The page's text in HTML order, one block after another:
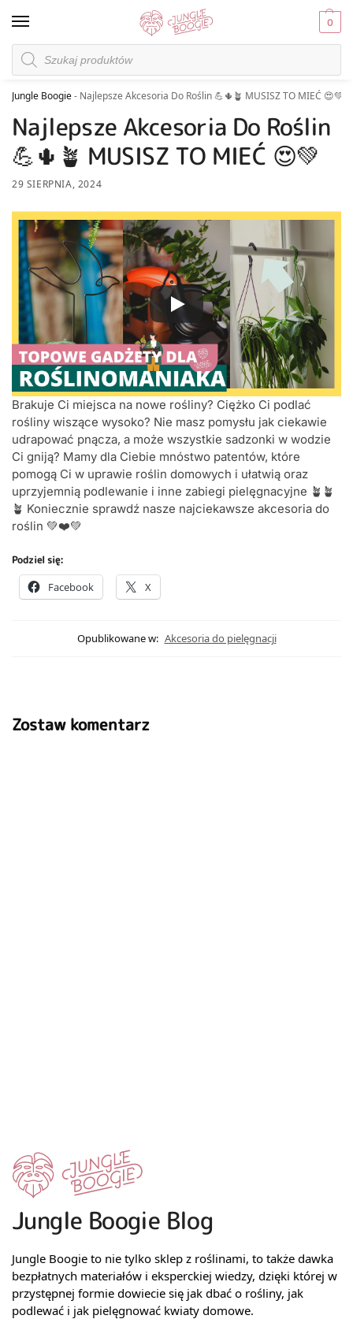
0
Jungle Boogie- Najlepsze Akcesoria Do Roślin 💪🌵🪴 MUSISZ TO MIEĆ 😍💚
Najlepsze Akcesoria Do Roślin
💪🌵🪴 MUSISZ TO MIEĆ 😍💚
29 SIERPNIA, 2024
Brakuje Ci miejsca na nowe rośliny? Ciężko Ci podlać
rośliny wiszące wysoko? Nie masz pomysłu jak ciekawie
udrapować pnącza, a może wszystkie sadzonki w wodzie
Ci gniją? Mamy dla Ciebie mnóstwo patentów, które
pomogą Ci w uprawie roślin domowych i ułatwią oraz
uprzyjemnią podlewanie i inne zabiegi pielęgnacyjne 🪴🪴
🪴 Koniecznie sprawdź nasze najciekawsze akcesoria do
roślin 💚❤️💚
Podziel się:
Facebook X
Opublikowane w: Akcesoria do pielęgnacji
Zostaw komentarz
Jungle Boogie Blog
Jungle Boogie to nie tylko sklep z roślinami, to także dawka
bezpłatnych materiałów i eksperckiej wiedzy, dzięki której w
przystępnej formie dowiecie się jak dbać o rośliny, jak
podlewać i jak pielęgnować kwiaty domowe.